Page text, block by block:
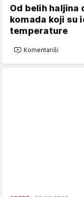
Od belih haljina
komada koji su
temperature
Komentariši